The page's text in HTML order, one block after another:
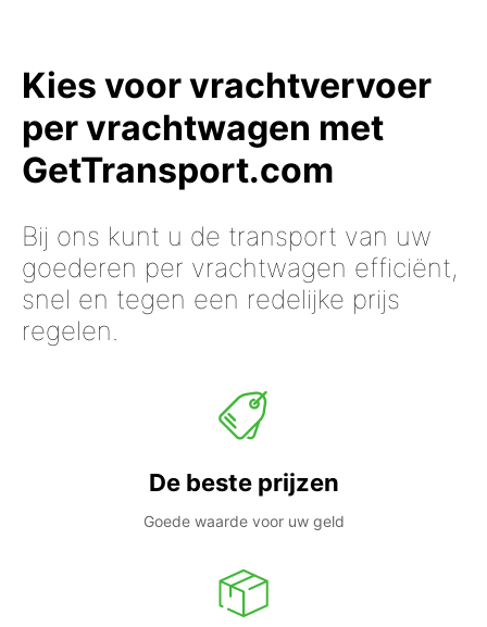
Kies voor vrachtvervoer
per vrachtwagen met
GetTransport.com
Bij ons kunt u de transport van uw
goederen per vrachtwagen efficiënt,
snel en tegen een redelijke prijs
regelen.
De beste prijzen
Goede waarde voor uw geld